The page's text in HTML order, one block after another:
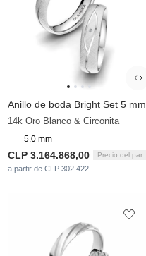
Anillo de boda Bright Set 5 mm
14k Oro Blanco & Circonita
5.0 mm
CLP 3.164.868,00 Precio del par
a partir de CLP 302.422